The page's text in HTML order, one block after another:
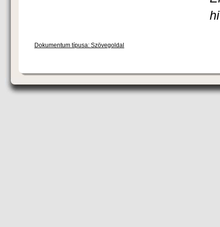
Dokumentum típusa: Szövegoldal